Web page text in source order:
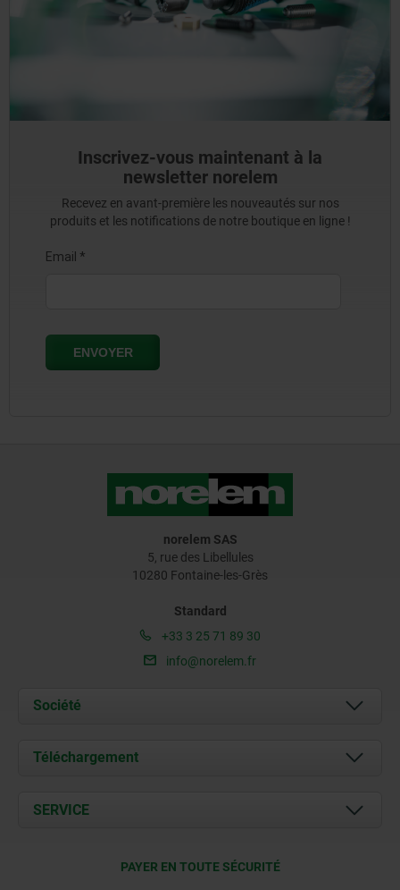
Inscrivez-vous maintenant à la
newsletter norelem
Recevez en avant-première les nouveautés sur nos
produits et les notifications de notre boutique en ligne !
norelem SAS
5, rue des Libellules
10280 Fontaine-les-Grès
Standard
+33 3 25 71 89 30
info@norelem.fr
Société
À propos de nous
Contact
Téléchargement
Documents
SERVICE
PAYER EN TOUTE SÉCURITÉ